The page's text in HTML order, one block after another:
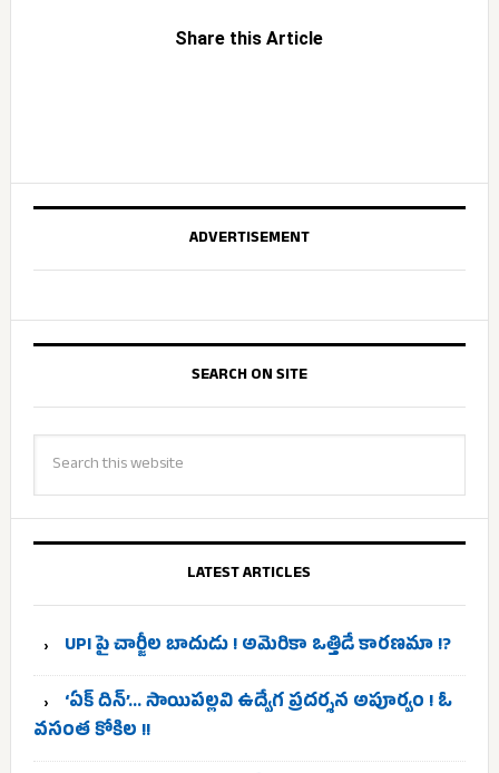
Share this Article
ADVERTISEMENT
SEARCH ON SITE
LATEST ARTICLES
UPI పై చార్జీల బాదుడు ! అమెరికా ఒత్తిడే కారణమా !?
‘ఏక్ దిన్’… సాయిపల్లవి ఉద్వేగ ప్రదర్శన అపూర్వం ! ఓ
వసంత కోకిల !!